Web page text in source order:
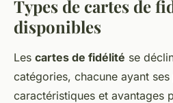
Types de cartes de
disponibles
Les cartes de fidélité se
catégories, chacune ayant
caractéristiques et avantages